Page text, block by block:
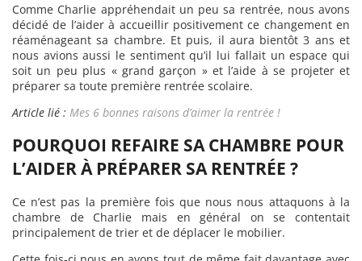
Comme Charlie appréhendait un peu sa rentrée, nous avons
décidé de l’aider à accueillir positivement ce changement en
réaménageant sa chambre. Et puis, il aura bientôt 3 ans et
nous avions aussi le sentiment qu’il lui fallait un espace qui
soit un peu plus « grand garçon » et l’aide à se projeter et
préparer sa toute première rentrée scolaire.
Article lié : Mes 6 bonnes raisons d’aimer la rentrée !
POURQUOI REFAIRE SA CHAMBRE POUR
L’AIDER À PRÉPARER SA RENTRÉE ?
Ce n’est pas la première fois que nous nous attaquons à la
chambre de Charlie mais en général on se contentait
principalement de trier et de déplacer le mobilier.